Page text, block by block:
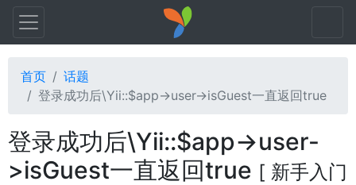
首页
话题
登录成功后\Yii::$app->user->isGuest一直返回true
登录成功后\Yii::$app->user-
>isGuest一直返回true [ 新手入门